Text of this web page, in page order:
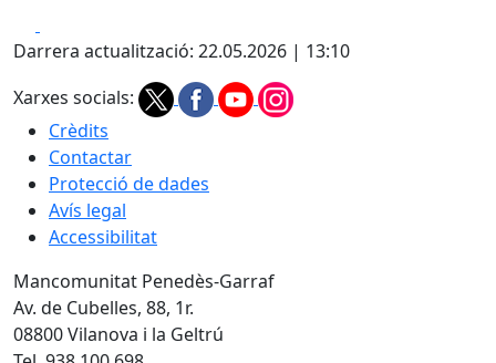
Darrera actualització: 22.05.2026 | 13:10
Xarxes socials:
Crèdits
Contactar
Protecció de dades
Avís legal
Accessibilitat
Mancomunitat Penedès-Garraf
Av. de Cubelles, 88, 1r.
08800 Vilanova i la Geltrú